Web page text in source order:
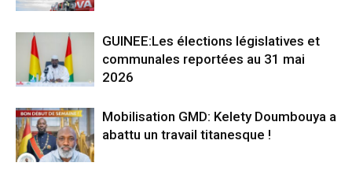
GUINEE:Les élections législatives et
communales reportées au 31 mai
2026
Mobilisation GMD: Kelety Doumbouya a
abattu un travail titanesque !